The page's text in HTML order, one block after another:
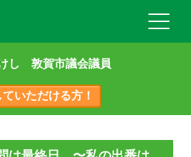
いただける方！